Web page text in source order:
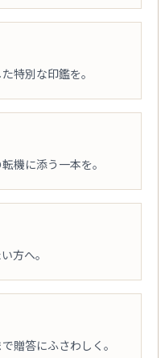
特別な印鑑を。
機に添う一本を。
方へ。
贈答にふさわしく。